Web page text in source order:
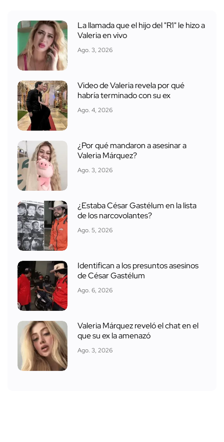
La llamada que el hijo del "R1" le hizo a
Valeria en vivo
Ago. 3, 2026
Video de Valeria revela por qué
habría terminado con su ex
Ago. 4, 2026
¿Por qué mandaron a asesinar a
Valeria Márquez?
Ago. 3, 2026
¿Estaba César Gastélum en la lista
de los narcovolantes?
Ago. 5, 2026
Identifican a los presuntos asesinos
de César Gastélum
Ago. 6, 2026
Valeria Márquez reveló el chat en el
que su ex la amenazó
Ago. 3, 2026